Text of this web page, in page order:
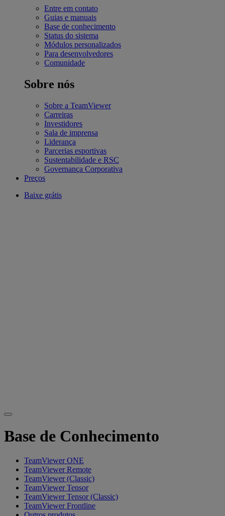
Entre em contato
Guias e manuais
Base de conhecimento
Status do sistema
Módulos personalizados
Para desenvolvedores
Comunidade
Sobre nós
Sobre a TeamViewer
Carreiras
Investidores
Sala de imprensa
Liderança
Parcerias esportivas
Sustentabilidade e RSC
Governança Corporativa
Preços
Baixe grátis
Base de Conhecimento
TeamViewer ONE
TeamViewer Remote
TeamViewer (Classic)
TeamViewer Tensor
TeamViewer Tensor (Classic)
TeamViewer Frontline